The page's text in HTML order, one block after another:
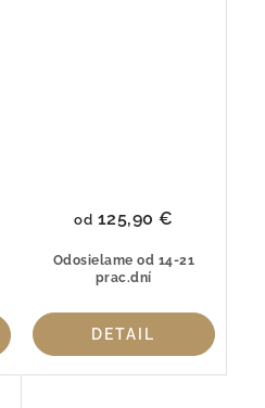
Odosielame od 14-21
prac.dní
od 125,90 €
DETAIL